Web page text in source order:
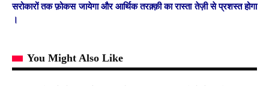
सरोकारों तक फ़ोकस जायेगा और आर्थिक तरक़्क़ी का रास्ता तेज़ी से प्रशस्त होगा
।
You Might Also Like